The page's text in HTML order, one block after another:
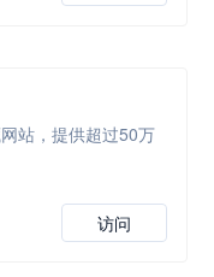
站，提供超过50万
访问